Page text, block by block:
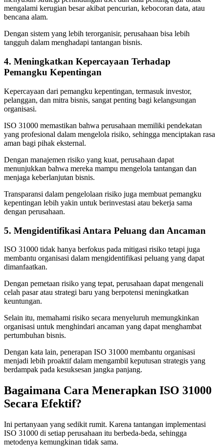
mengalami kerugian besar akibat pencurian, kebocoran data, atau
bencana alam.
Dengan sistem yang lebih terorganisir, perusahaan bisa lebih
tangguh dalam menghadapi tantangan bisnis.
4. Meningkatkan Kepercayaan Terhadap
Pemangku Kepentingan
Kepercayaan dari pemangku kepentingan, termasuk investor,
pelanggan, dan mitra bisnis, sangat penting bagi kelangsungan
organisasi.
ISO 31000 memastikan bahwa perusahaan memiliki pendekatan
yang profesional dalam mengelola risiko, sehingga menciptakan rasa
aman bagi pihak eksternal.
Dengan manajemen risiko yang kuat, perusahaan dapat
menunjukkan bahwa mereka mampu mengelola tantangan dan
menjaga keberlanjutan bisnis.
Transparansi dalam pengelolaan risiko juga membuat pemangku
kepentingan lebih yakin untuk berinvestasi atau bekerja sama
dengan perusahaan.
5. Mengidentifikasi Antara Peluang dan Ancaman
ISO 31000 tidak hanya berfokus pada mitigasi risiko tetapi juga
membantu organisasi dalam mengidentifikasi peluang yang dapat
dimanfaatkan.
Dengan pemetaan risiko yang tepat, perusahaan dapat mengenali
celah pasar atau strategi baru yang berpotensi meningkatkan
keuntungan.
Selain itu, memahami risiko secara menyeluruh memungkinkan
organisasi untuk menghindari ancaman yang dapat menghambat
pertumbuhan bisnis.
Dengan kata lain, penerapan ISO 31000 membantu organisasi
menjadi lebih proaktif dalam mengambil keputusan strategis yang
berdampak pada kesuksesan jangka panjang.
Bagaimana Cara Menerapkan ISO 31000
Secara Efektif?
Ini pertanyaan yang sedikit rumit. Karena tantangan implementasi
ISO 31000 di setiap perusahaan itu berbeda-beda, sehingga
metodenya kemungkinan tidak sama.